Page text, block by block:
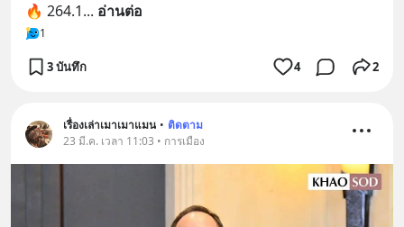
🔥 264.1... อ่านต่อ
1
3 บันทึก 4 2
เรื่องเล่าเมาเมาแมน • ติดตาม
23 มี.ค. เวลา 11:03 • การเมือง